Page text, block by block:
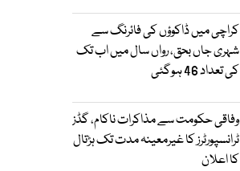
کراچی میں ڈاکوؤں کی فائرنگ سے
شہری جاں بحق، رواں سال میں اب تک
کی تعداد 46 ہوگئی
وفاقی حکومت سے مذاکرات ناکام، گڈز
ٹرانسپورٹرز کا غیرمعینہ مدت تک ہڑتال
کا اعلان